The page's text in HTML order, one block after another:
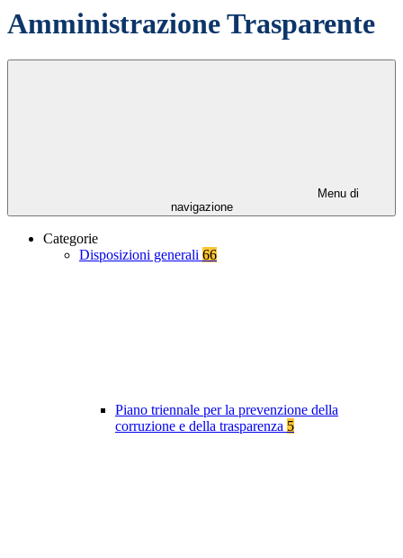
Amministrazione Trasparente
Menu di
navigazione
Categorie
Disposizioni generali 66
Piano triennale per la prevenzione della
corruzione e della trasparenza 5